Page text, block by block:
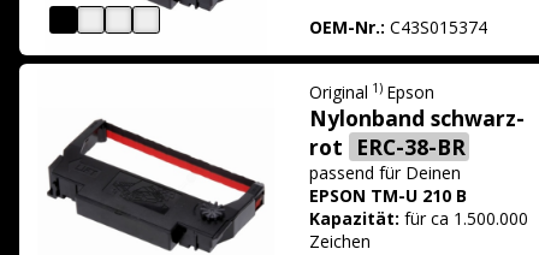
OEM-Nr.: C43S015374
Original 1) Epson
Nylonband schwarz-
rot ERC-38-BR
passend für Deinen
EPSON TM-U 210 B
Kapazität: für ca 1.500.000
Zeichen